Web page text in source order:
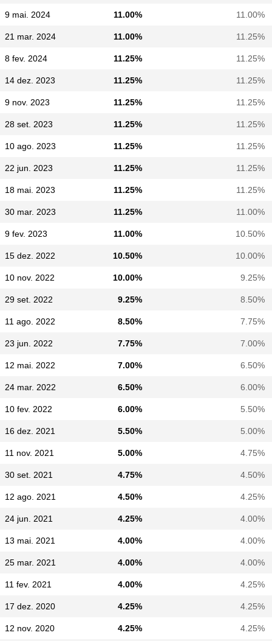
9 mai. 2024 11.00% 11.00%
21 mar. 2024 11.00% 11.25%
8 fev. 2024 11.25% 11.25%
14 dez. 2023 11.25% 11.25%
9 nov. 2023 11.25% 11.25%
28 set. 2023 11.25% 11.25%
10 ago. 2023 11.25% 11.25%
22 jun. 2023 11.25% 11.25%
18 mai. 2023 11.25% 11.25%
30 mar. 2023 11.25% 11.00%
9 fev. 2023 11.00% 10.50%
15 dez. 2022 10.50% 10.00%
10 nov. 2022 10.00% 9.25%
29 set. 2022 9.25% 8.50%
11 ago. 2022 8.50% 7.75%
23 jun. 2022 7.75% 7.00%
12 mai. 2022 7.00% 6.50%
24 mar. 2022 6.50% 6.00%
10 fev. 2022 6.00% 5.50%
16 dez. 2021 5.50% 5.00%
11 nov. 2021 5.00% 4.75%
30 set. 2021 4.75% 4.50%
12 ago. 2021 4.50% 4.25%
24 jun. 2021 4.25% 4.00%
13 mai. 2021 4.00% 4.00%
25 mar. 2021 4.00% 4.00%
11 fev. 2021 4.00% 4.25%
17 dez. 2020 4.25% 4.25%
12 nov. 2020 4.25% 4.25%